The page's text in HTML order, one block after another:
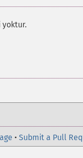
yoktur.
• Submit a Pull